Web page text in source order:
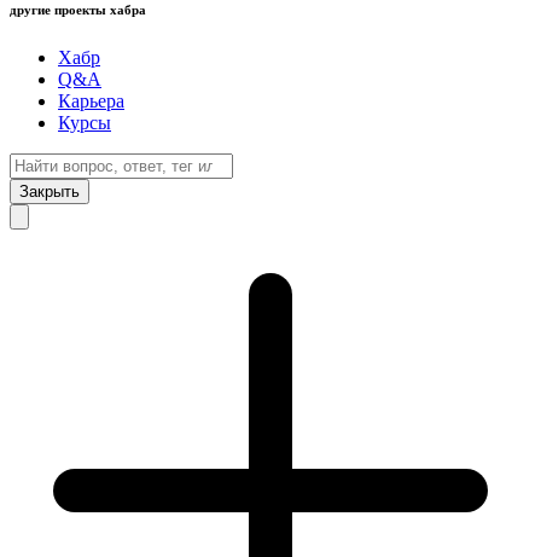
другие проекты хабра
Хабр
Q&A
Карьера
Курсы
Закрыть